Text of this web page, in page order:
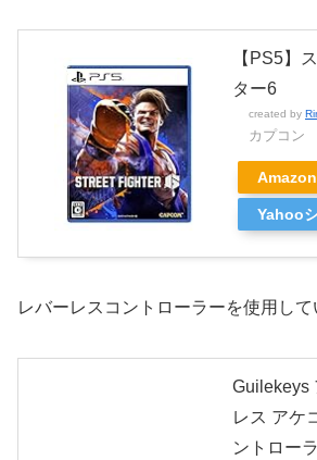
【PS5】
ター6
created by
カプコン
Amazon
Yahoo
レバーレスコントローラーを使用して
Guilekeys
レス アケ
ントロー